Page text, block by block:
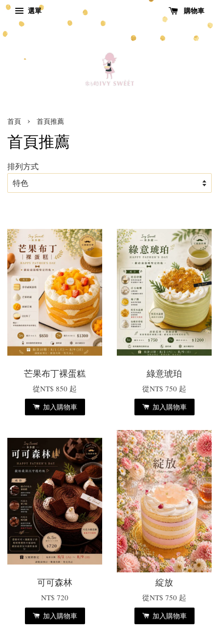
選單 購物車
首頁 › 首頁推薦
首頁推薦
排列方式
芒果布丁裸蛋糕
從NT$ 850 起
加入購物車
綠意琥珀
從NT$ 750 起
加入購物車
可可森林
NT$ 720
加入購物車
綻放
從NT$ 750 起
加入購物車